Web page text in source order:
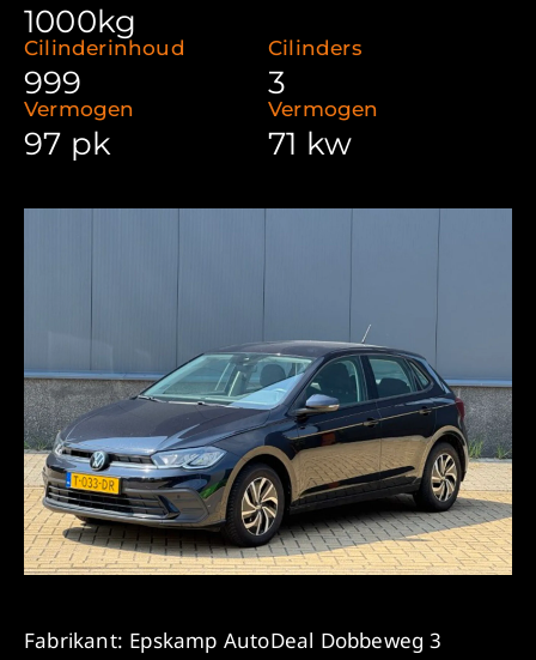
1000kg
Cilinderinhoud
999
Cilinders
3
Vermogen
97 pk
Vermogen
71 kw
Fabrikant: Epskamp AutoDeal Dobbeweg 3